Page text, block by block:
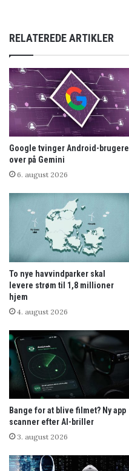
RELATEREDE ARTIKLER
Google tvinger Android-brugere
over på Gemini
6. august 2026
To nye havvindparker skal
levere strøm til 1,8 millioner
hjem
4. august 2026
Bange for at blive filmet? Ny app
scanner efter AI-briller
3. august 2026